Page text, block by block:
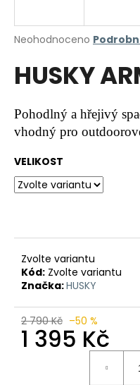
Průměrné
produktu
je
z
5
hvězdiček.
Neohodnoceno
HUSKY
Pohodlný a hřejivý
vhodný pro
VELIKOST
Zvolte variantu
Kód: Zvolte variantu
Značka:HUSKY
2 790 Kč –50 %
1 395 Kč
j
t
?
o
p
o
u
č
u